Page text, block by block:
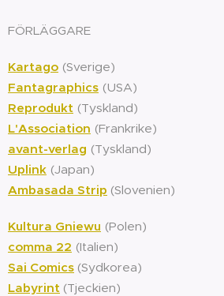
FÖRLÄGGARE
Kartago (Sverige)
Fantagraphics (USA)
Reprodukt (Tyskland)
L'Association (Frankrike)
avant-verlag (Tyskland)
Uplink (Japan)
Ambasada Strip (Slovenien)
Kultura Gniewu (Polen)
comma 22 (Italien)
Sai Comics (Sydkorea)
Labyrint (Tjeckien)